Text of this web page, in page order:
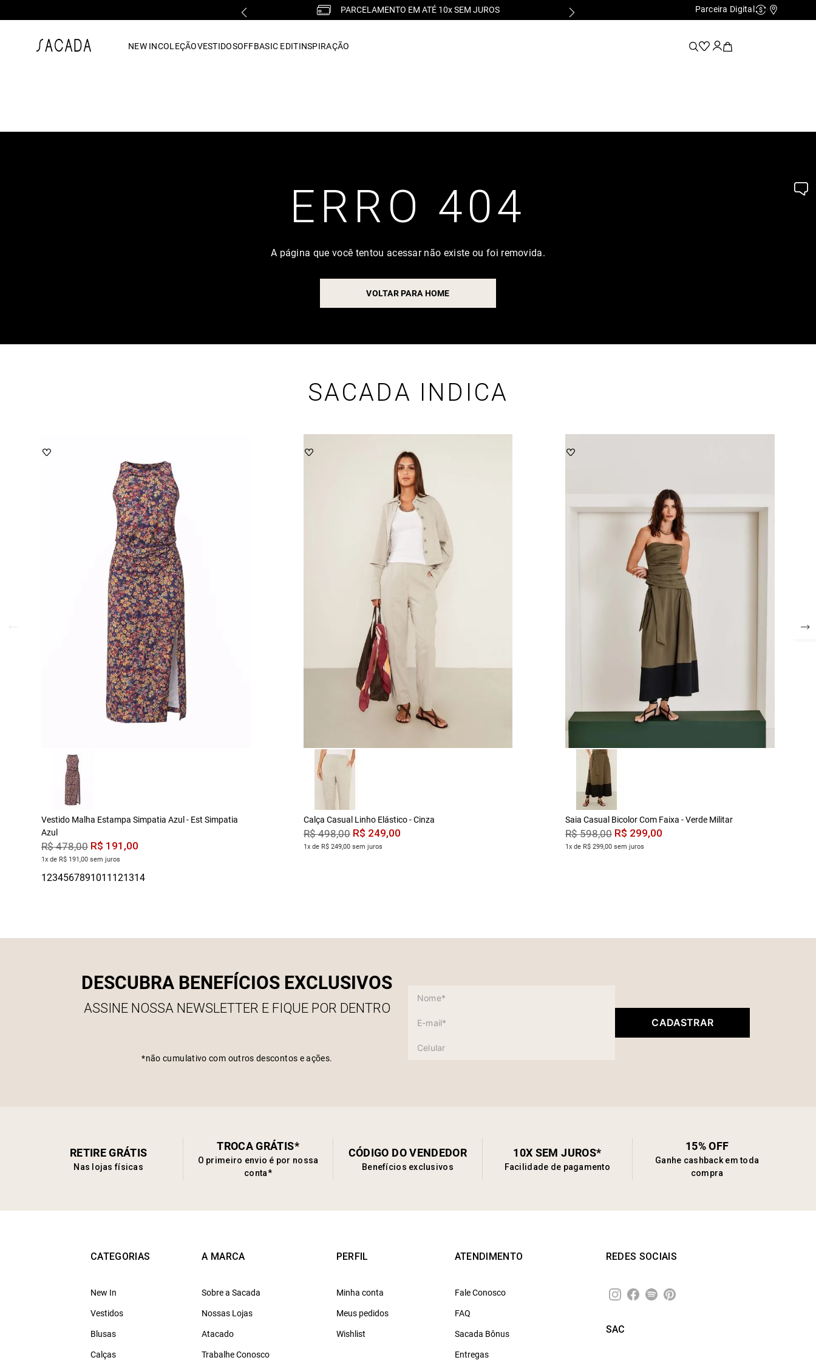
PARCELAMENTO EM ATÉ 10x SEM JUROS Parceira Digital Cashback
NEW INCOLEÇÃOVESTIDOSOFFBASIC EDITINSPIRAÇÃO
ERRO 404
A página que você tentou acessar não existe ou foi removida.
VOLTAR PARA HOME
SACADA INDICA
Vestido Malha Estampa Simpatia Azul - Est Simpatia
Azul
R$ 478,00 R$ 191 ,00
1x de R$ 191,00 sem juros
Calça Casual Linho Elástico - Cinza
R$ 498,00 R$ 249,00
1x de R$ 249,00 sem juros
Saia Casual Bicolor Com Faixa - Verde Militar
R$ 598,00 R$ 299,00
1x de R$ 299,00 sem juros
DESCUBRA BENEFÍCIOS EXCLUSIVOS
ASSINE NOSSA NEWSLETTER E FIQUE POR DENTRO
*não cumulativo com outros descontos e ações.
CADASTRAR
RETIRE GRÁTIS
Nas lojas físicas
TROCA GRÁTIS*
O primeiro envio é por nossa
conta*
CÓDIGO DO VENDEDOR
Benefícios exclusivos
10X SEM JUROS*
Facilidade de pagamento
15% OFF
Ganhe cashback em toda
compra
CATEGORIAS
New In
Vestidos
Blusas
Calças
A MARCA
Sobre a Sacada
Nossas Lojas
Atacado
Trabalhe Conosco
PERFIL
Minha conta
Meus pedidos
Wishlist
ATENDIMENTO
Fale Conosco
FAQ
Sacada Bônus
Entregas
REDES SOCIAIS
SAC
vestido midi
7º macacão